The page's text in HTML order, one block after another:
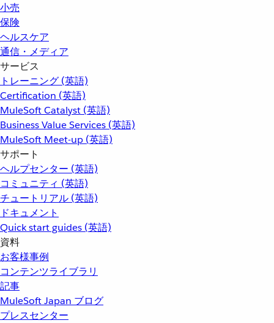
小売
保険
ヘルスケア
通信・メディア
サービス
トレーニング (英語)
Certification (英語)
MuleSoft Catalyst (英語)
Business Value Services (英語)
MuleSoft Meet-up (英語)
サポート
ヘルプセンター (英語)
コミュニティ (英語)
チュートリアル (英語)
ドキュメント
Quick start guides (英語)
資料
お客様事例
コンテンツライブラリ
記事
MuleSoft Japan ブログ
プレスセンター